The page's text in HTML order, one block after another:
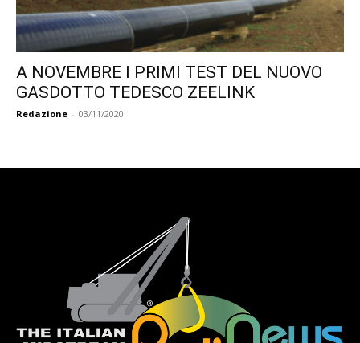
A NOVEMBRE I PRIMI TEST DEL NUOVO
GASDOTTO TEDESCO ZEELINK
Redazione - 03/11/2020